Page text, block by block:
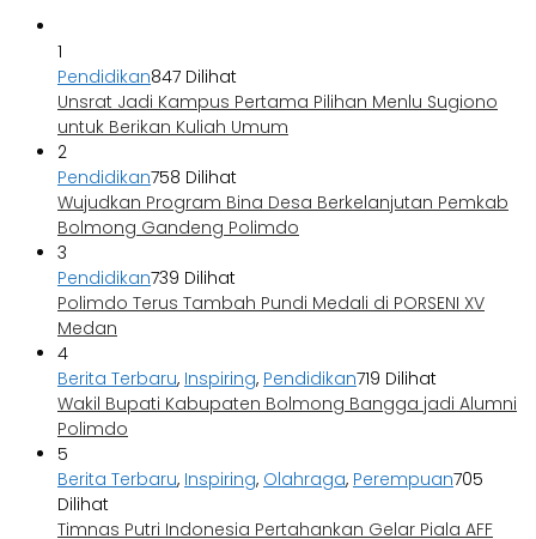
1
Pendidikan847 Dilihat
Unsrat Jadi Kampus Pertama Pilihan Menlu Sugiono
untuk Berikan Kuliah Umum
2
Pendidikan758 Dilihat
Wujudkan Program Bina Desa Berkelanjutan Pemkab
Bolmong Gandeng Polimdo
3
Pendidikan739 Dilihat
Polimdo Terus Tambah Pundi Medali di PORSENI XV
Medan
4
Berita Terbaru, Inspiring, Pendidikan719 Dilihat
Wakil Bupati Kabupaten Bolmong Bangga jadi Alumni
Polimdo
5
Berita Terbaru, Inspiring, Olahraga, Perempuan705
Dilihat
Timnas Putri Indonesia Pertahankan Gelar Piala AFF